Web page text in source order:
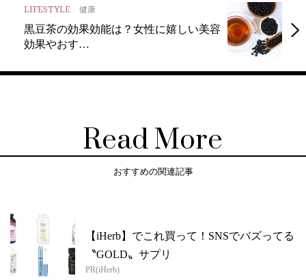
LIFESTYLE 健康
黒豆茶の効果効能は？女性に嬉しい美容
効果やおす…
Read More
おすすめの関連記事
【iHerb】でこれ買って！SNSでバズってる
〝GOLD〟サプリ
PR(iHerb)